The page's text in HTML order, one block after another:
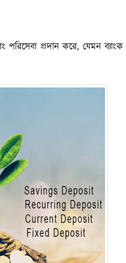
প্রদান করে, যেমন ব্যাংক